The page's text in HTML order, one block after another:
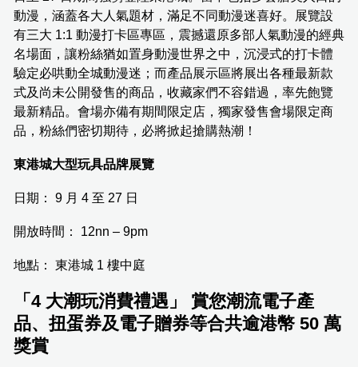
動漫，涵蓋各大人氣題材，滿足不同動漫迷喜好。展覽設
有三大 1:1 動漫打卡區專區，震撼還原多部人氣動漫的經典
名場面，讓粉絲猶如置身動漫世界之中，沉浸式的打卡體
驗定必哄動全城動漫迷；而產品展示區將展出各種最新款
式及尚未公開發售的商品，收藏家們不容錯過，率先飽覽
最新精品。會場亦備有期間限定店，獨家發售會場限定商
品，粉絲們密切期待，必將掀起搶購熱潮！
東港城大型玩具品牌展覽
日期： 9 月 4 至 27 日
開放時間： 12nn – 9pm
地點： 東港城 1 樓中庭
「4 大潮玩消費禮遇」 賞您潮流電子產
品、扭蛋券及電子贈券等合共逾港幣 50 萬
獎賞